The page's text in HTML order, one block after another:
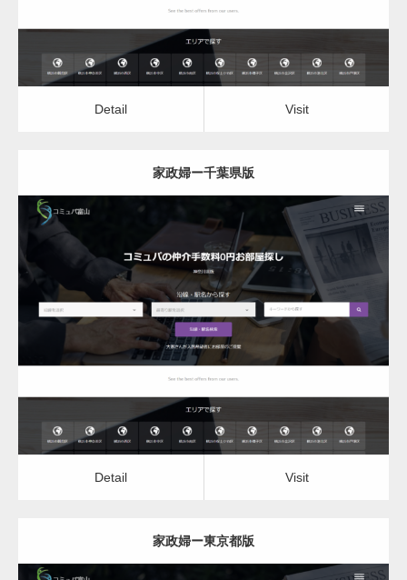
Detail Visit
家政婦ー千葉県版
更新日： 2022.12.06
Detail Visit
Detail Visit
家政婦ー東京都版